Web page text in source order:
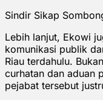
Sindir Sikap
Lebih lanjut, Ekowi
komunikasi publik
Riau terdahulu.
curhatan dan aduan
pejabat tersebut